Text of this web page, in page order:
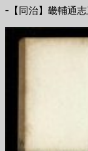
-【同治】畿輔通志